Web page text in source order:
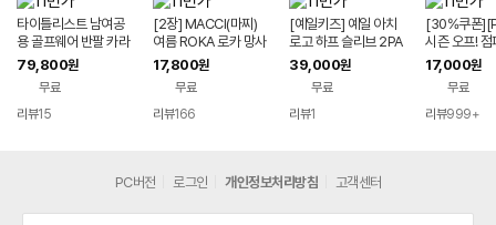
타이틀리스트 남여공
용 골프웨어 반팔 카라
티 남성 여성 반팔 골프
티셔츠
79,800원
무료
리뷰15
[2장] MACCI(마찌)
여름 ROKA 로카 망사
반팔 기능성 냉감 쿨링
코리아 아미 티셔츠 야
외 스포츠 작업복
17,800원
무료
리뷰166
[예일키즈] 예일 아치
로고 하프 슬리브 2PA
CK YJPT2PE2329
39,000원
무료
리뷰1
[30%쿠폰
시즌 오프!
셔츠/티셔츠/
外 100종 택1
17,000원
무료
리뷰999+
PC버전 로그인 개인정보처리방침 고객센터